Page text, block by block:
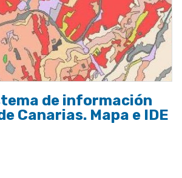
de información
Canarias. Mapa e IDE